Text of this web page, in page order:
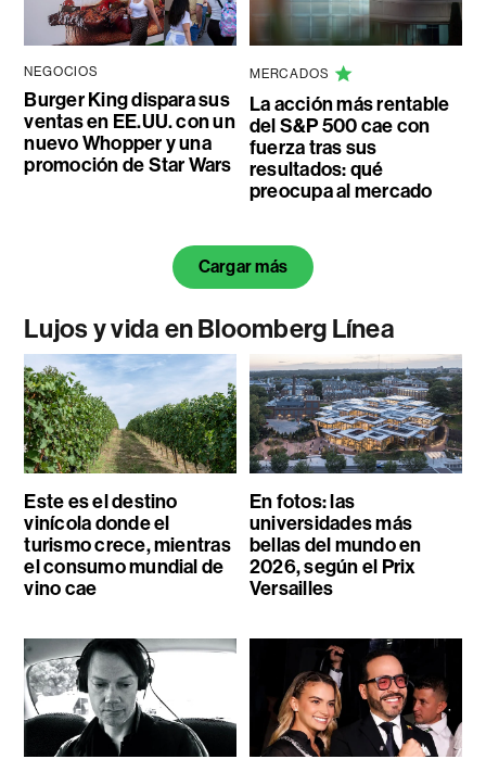
NEGOCIOS
Burger King dispara sus
ventas en EE.UU. con un
nuevo Whopper y una
promoción de Star Wars
MERCADOS
La acción más rentable
del S&P 500 cae con
fuerza tras sus
resultados: qué
preocupa al mercado
Cargar más
Lujos y vida en Bloomberg Línea
Este es el destino
vinícola donde el
turismo crece, mientras
el consumo mundial de
vino cae
En fotos: las
universidades más
bellas del mundo en
2026, según el Prix
Versailles